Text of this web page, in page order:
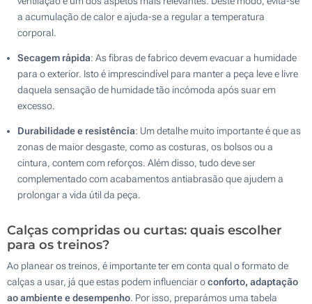
a acumulação de calor e ajuda-se a regular a temperatura
corporal.
Secagem rápida: As fibras de fabrico devem evacuar a humidade
para o exterior. Isto é imprescindível para manter a peça leve e livre
daquela sensação de humidade tão incómoda após suar em
excesso.
Durabilidade e resistência: Um detalhe muito importante é que as
zonas de maior desgaste, como as costuras, os bolsos ou a
cintura, contem com reforços. Além disso, tudo deve ser
complementado com acabamentos antiabrasão que ajudem a
prolongar a vida útil da peça.
Calças compridas ou curtas: quais escolher
para os treinos?
Ao planear os treinos, é importante ter em conta qual o formato de
calças a usar, já que estas podem influenciar oconforto, adaptação
ao ambiente e desempenho. Por isso, preparámos uma tabela